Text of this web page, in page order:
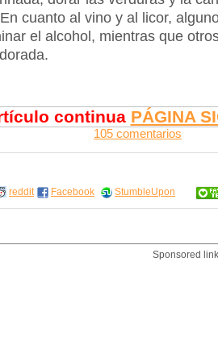
cuanto al vino y al licor,
el alcohol, mientras que
continua PÁGINA
105 comentarios
reddit Facebook StumbleUpon
Sponsored